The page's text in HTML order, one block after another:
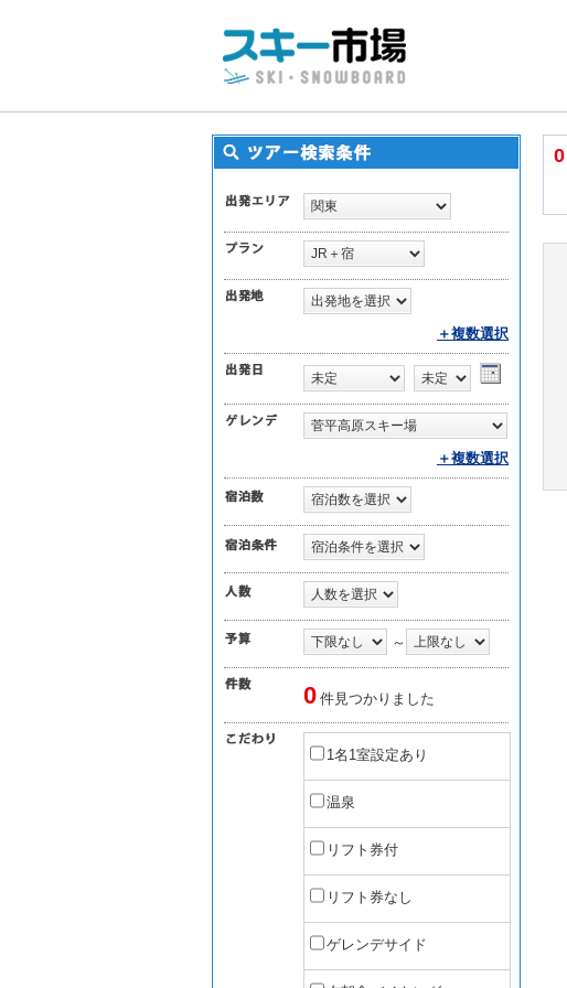
＋複数選択
＋複数選択
～
0 件見つかりました
1名1室設定あり
温泉
リフト券付
リフト券なし
ゲレンデサイド
0